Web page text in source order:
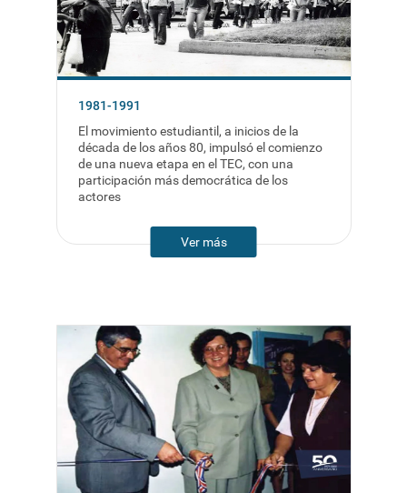
1981-1991
El movimiento estudiantil, a inicios de la
década de los años 80, impulsó el comienzo
de una nueva etapa en el TEC, con una
participación más democrática de los
actores
Ver más